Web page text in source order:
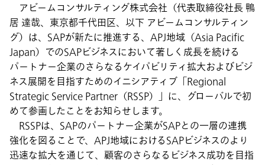
アビームコンサルティング株式会社（代表取締役社長 鴨
居 達哉、東京都千代田区、以下 アビームコンサルティン
グ）は、SAPが新たに推進する、APJ地域（Asia Pacific
Japan）でのSAPビジネスにおいて著しく成長を続ける
パートナー企業のさらなるケイパビリティ拡大およびビジ
ネス展開を目指すためのイニシアティブ「Regional
Strategic Service Partner（RSSP）」に、グローバルで初
めて参画したことをお知らせします。
RSSPは、SAPのパートナー企業がSAPとの一層の連携
強化を図ることで、APJ地域におけるSAPビジネスのより
迅速な拡大を通じて、顧客のさらなるビジネス成功を目指